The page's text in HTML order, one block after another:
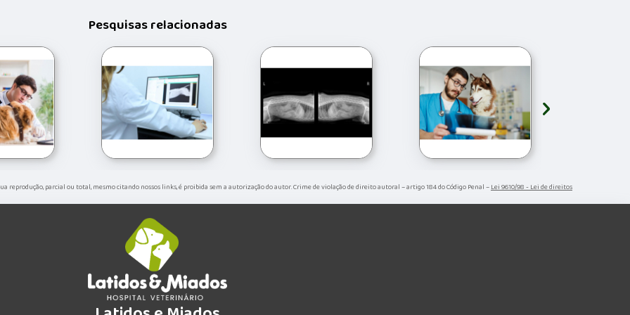
Pesquisas relacionadas
›
reprodução, parcial ou total, mesmo citando nossos links, é proibida sem a autorização do autor. Crime de violação de direito autoral – artigo 184 do Código Penal –Lei 9610/98 - Lei de direitos